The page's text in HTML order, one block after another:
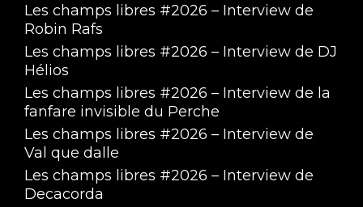
Les champs libres #2026 – Interview de
Robin Rafs
Les champs libres #2026 – Interview de DJ
Hélios
Les champs libres #2026 – Interview de la
fanfare invisible du Perche
Les champs libres #2026 – Interview de
Val que dalle
Les champs libres #2026 – Interview de
Decacorda